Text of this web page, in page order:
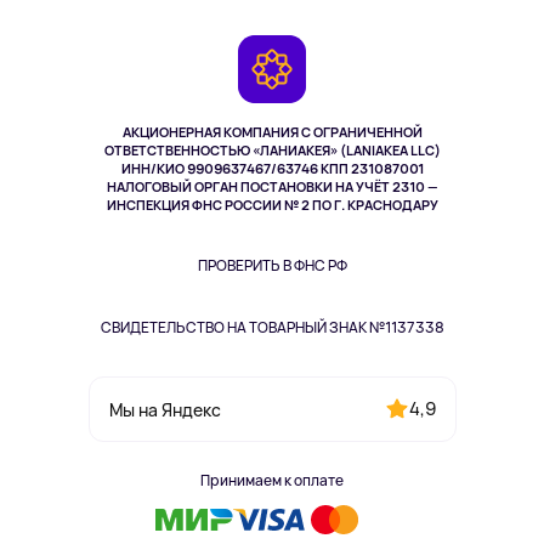
АКЦИОНЕРНАЯ КОМПАНИЯ С ОГРАНИЧЕННОЙ
ОТВЕТСТВЕННОСТЬЮ «ЛАНИАКЕЯ» (LANIAKEA LLC)
ИНН/КИО 9909637467/63746 КПП 231087001
НАЛОГОВЫЙ ОРГАН ПОСТАНОВКИ НА УЧЁТ 2310 —
ИНСПЕКЦИЯ ФНС РОССИИ № 2 ПО Г. КРАСНОДАРУ
ПРОВЕРИТЬ В ФНС РФ
СВИДЕТЕЛЬСТВО НА ТОВАРНЫЙ ЗНАК №1137338
Мы на Яндекс 4,9
Принимаем к оплате
Здоровье питомцев
Одежда и аксессуары